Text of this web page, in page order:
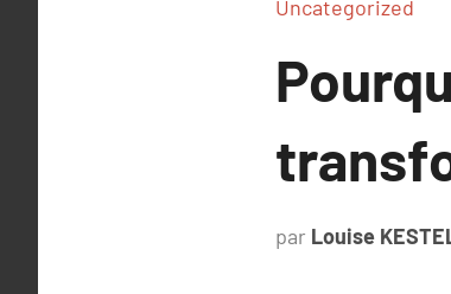
Uncategorized
par Louise